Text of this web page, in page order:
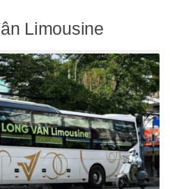
Limousine